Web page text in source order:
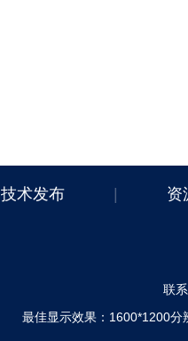
技术发布 资
联
最佳显示效果：1600*1200